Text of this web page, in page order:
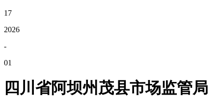
17
2026
-
01
四川省阿坝州茂县市场监管局